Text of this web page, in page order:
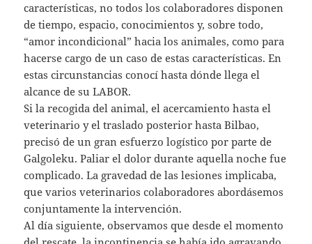
características, no todos los colaboradores disponen
de tiempo, espacio, conocimientos y, sobre todo,
“amor incondicional” hacia los animales, como para
hacerse cargo de un caso de estas características. En
estas circunstancias conocí hasta dónde llega el
alcance de su LABOR.
Si la recogida del animal, el acercamiento hasta el
veterinario y el traslado posterior hasta Bilbao,
precisó de un gran esfuerzo logístico por parte de
Galgoleku. Paliar el dolor durante aquella noche fue
complicado. La gravedad de las lesiones implicaba,
que varios veterinarios colaboradores abordásemos
conjuntamente la intervención.
Al día siguiente, observamos que desde el momento